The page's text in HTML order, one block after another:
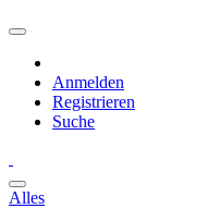
Anmelden
Registrieren
Suche
Alles